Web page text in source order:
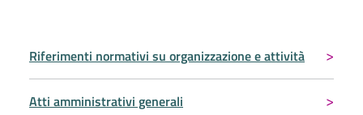
Riferimenti normativi su organizzazione e attività
Atti amministrativi generali